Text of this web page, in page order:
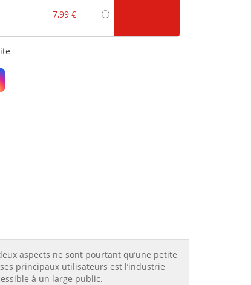
7,99 €
aspects ne sont pourtant qu’une petite
principaux utilisateurs est l’industrie
à un large public.